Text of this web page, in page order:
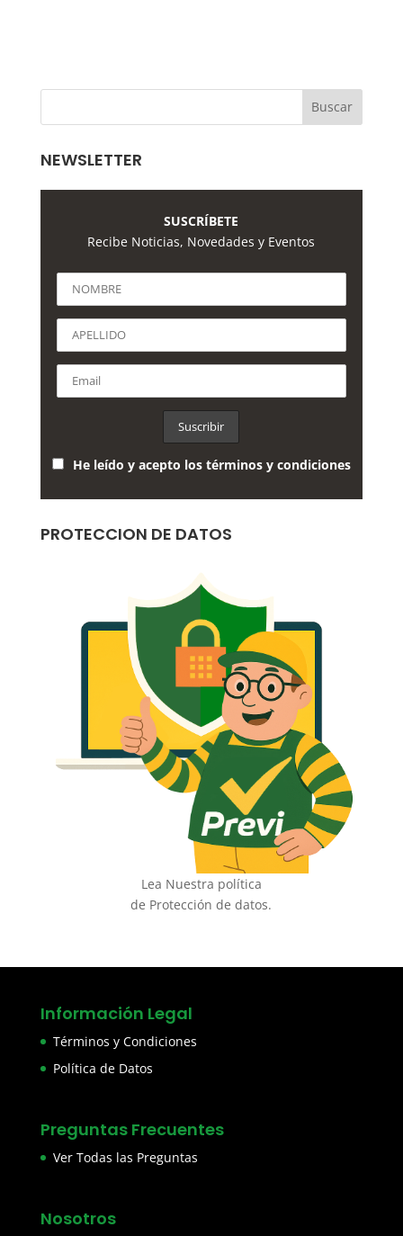
NEWSLETTER
SUSCRÍBETE
Recibe Noticias, Novedades y Eventos
He leído y acepto los términos y condiciones
PROTECCION DE DATOS
Lea Nuestra política
de Protección de datos.
Información Legal
Términos y Condiciones
Política de Datos
Preguntas Frecuentes
Ver Todas las Preguntas
Nosotros